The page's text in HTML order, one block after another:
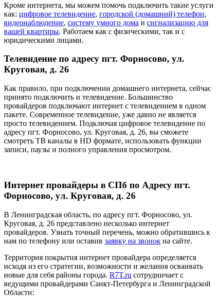
Кроме интернета, мы можем помочь подключить такие услуги
как: цифровое телевидение, городской (домашний) телефон,
видеонаблюдение, систему умного дома и сигнализацию для
вашей квартиры. Работаем как с физическими, так и с
юридическими лицами.
Телевидение по адресу пгт. Форносово, ул.
Круговая, д. 26
Как правило, при подключении домашнего интернета, сейчас
принято подключить и телевидение. Большинство
провайдеров подключают интернет с телевидением в одном
пакете. Современное телевидение, уже давно не является
просто телевидением. Подключая цифровое телевидение по
адресу пгт. Форносово, ул. Круговая, д. 26, вы сможете
смотреть ТВ каналы в HD формате, использовать функции
записи, паузы и полного управления просмотром.
Интернет провайдеры в СПб по Адресу пгт.
Форносово, ул. Круговая, д. 26
В Ленинградская область, по адресу пгт. Форносово, ул.
Круговая, д. 26 представлено несколько интернет
провайдеров. Узнать точный перечень, можно обратившись к
нам по телефону или оставив заявку на звонок на сайте.
Территория покрытия интернет провайдера определяется
исходя из его стратегии, возможности и желания осваивать
новые для себя районы города. R7T.ru сотрудничает с
ведущими провайдерами Санкт-Петербурга и Ленинградской
Области: